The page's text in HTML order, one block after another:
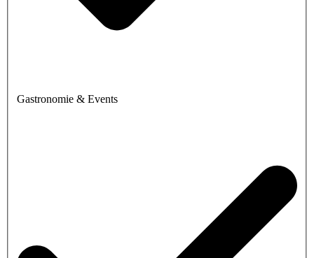
Gastronomie & Events